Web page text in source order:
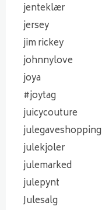
jenteklær
jersey
jim rickey
johnnylove
joya
#joytag
juicycouture
julegaveshopping
julekjoler
julemarked
julepynt
Julesalg